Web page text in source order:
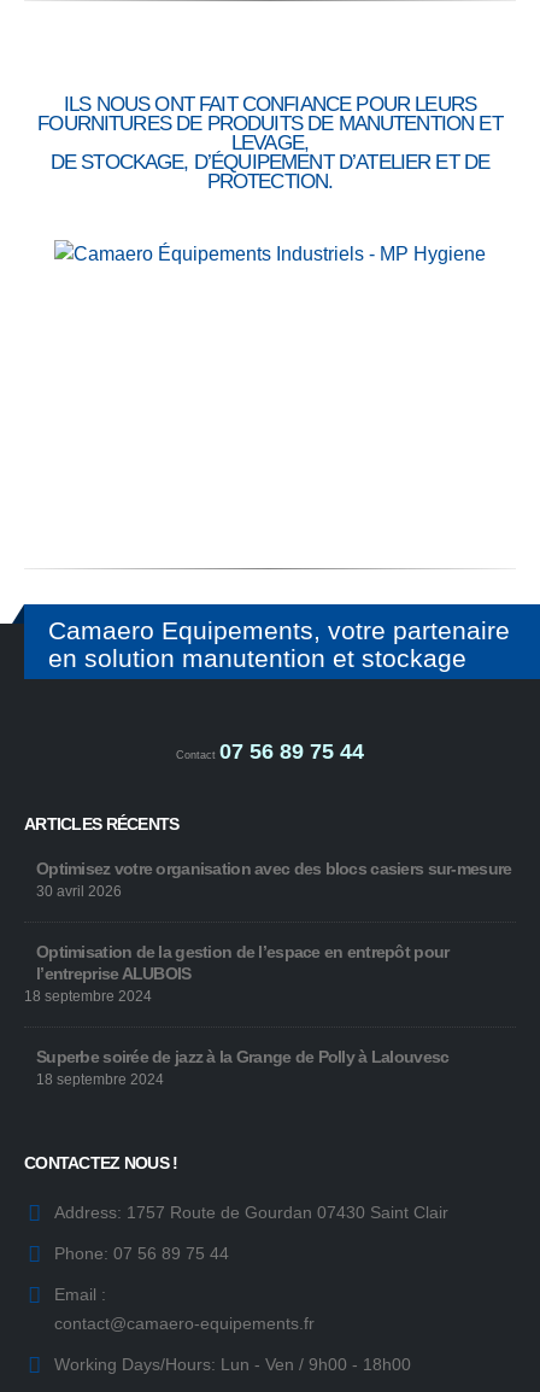
ILS NOUS ONT FAIT CONFIANCE POUR LEURS
FOURNITURES DE PRODUITS DE MANUTENTION ET
LEVAGE,
DE STOCKAGE, D’ÉQUIPEMENT D’ATELIER ET DE
PROTECTION.
Camaero Equipements, votre partenaire
en solution manutention et stockage
Contact 07 56 89 75 44
ARTICLES RÉCENTS
Optimisez votre organisation avec des blocs casiers sur-mesure
30 avril 2026
Optimisation de la gestion de l’espace en entrepôt pour
l’entreprise ALUBOIS
18 septembre 2024
Superbe soirée de jazz à la Grange de Polly à Lalouvesc
18 septembre 2024
CONTACTEZ NOUS !
Address: 1757 Route de Gourdan 07430 Saint Clair
Phone: 07 56 89 75 44
Email :
contact@camaero-equipements.fr
Working Days/Hours: Lun - Ven / 9h00 - 18h00